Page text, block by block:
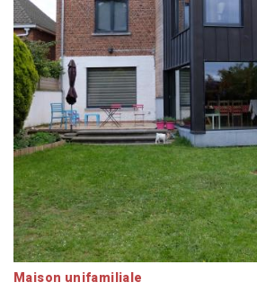
Maison unifamiliale